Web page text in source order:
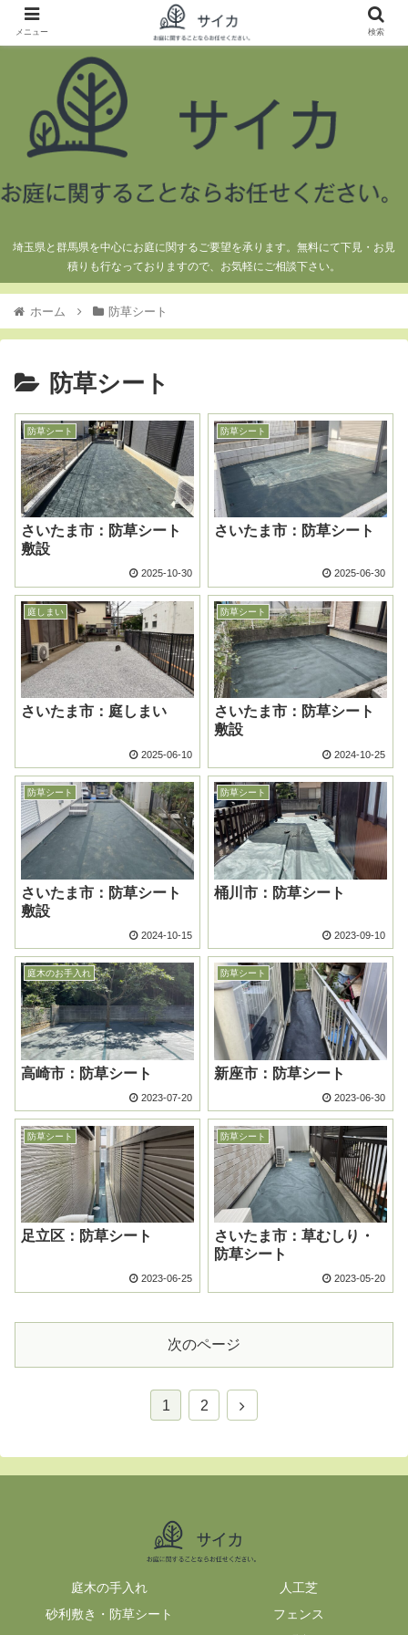
埼玉県と群馬県を中心にお庭に関するご要望を承ります。無料にて下見・お見
積りも行なっておりますので、お気軽にご相談下さい。
ホーム 防草シート
防草シート
防草シート
さいたま市：防草シート
敷設
2025-10-30
防草シート
さいたま市：防草シート
2025-06-30
庭しまい
さいたま市：庭しまい
2025-06-10
防草シート
さいたま市：防草シート
敷設
2024-10-25
防草シート
さいたま市：防草シート
敷設
2024-10-15
防草シート
桶川市：防草シート
2023-09-10
庭木のお手入れ
高崎市：防草シート
2023-07-20
防草シート
新座市：防草シート
2023-06-30
防草シート
足立区：防草シート
2023-06-25
防草シート
さいたま市：草むしり・
防草シート
2023-05-20
次のページ
1 2
庭木の手入れ
人工芝
砂利敷き・防草シート
フェンス
メニュー 検索